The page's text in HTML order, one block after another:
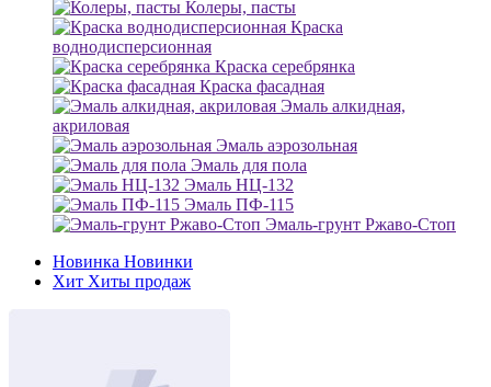
Колеры, пасты
Краска
воднодисперсионная
Краска серебрянка
Краска фасадная
Эмаль алкидная,
акриловая
Эмаль аэрозольная
Эмаль для пола
Эмаль НЦ-132
Эмаль ПФ-115
Эмаль-грунт Ржаво-Стоп
Новинка Новинки
Хит Хиты продаж